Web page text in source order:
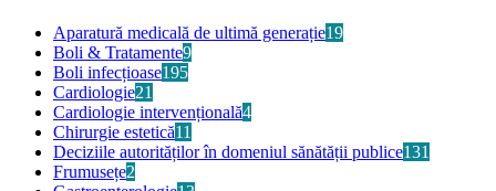
Aparatură medicală de ultimă generație19
Boli & Tratamente9
Boli infecțioase195
Cardiologie21
Cardiologie intervențională4
Chirurgie estetică11
Deciziile autorităților în domeniul sănătății publice131
Frumusețe2